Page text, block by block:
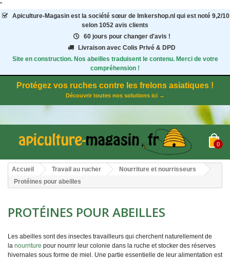
"
Apiculture-Magasinest la société sœur de Imkershop.nl qui est noté 9,2/10
selon 1052 avis clients
60 jours pour changer d'avis !
Livraison avec Colis Privé & DPD
Site en construction. Nos abeilles traduisent le contenu. Merci de votre
compréhension !
Protégez vos ruches contre les frelons asiatiques !
Découvrir toutes nos solutions ici →
0
Accueil Travail au rucher
Nourriture et nourrisseurs
Protéines pour abeilles
PROTÉINES POUR ABEILLES
Les abeilles sont des insectes travailleurs qui cherchent naturellement de
la nourriture pour nourrir leur colonie dans la ruche et stocker des réserves
hivernales sous forme de miel. Une partie essentielle de leur alimentation est